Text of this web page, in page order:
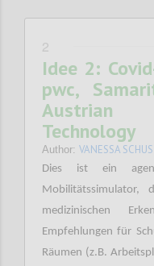
2
Idee 2:
pwc,
Technology
Author: VANESSA
Dies ist ein
Mobilitätssimulator,
medizinischen
Empfehlungen für
Räumen (z.B.